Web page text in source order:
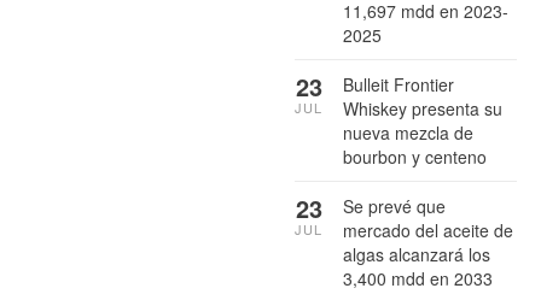
11,697 mdd en 2023-
2025
Bulleit Frontier
Whiskey presenta su
nueva mezcla de
bourbon y centeno
23
JUL
Se prevé que
mercado del aceite de
algas alcanzará los
3,400 mdd en 2033
23
JUL